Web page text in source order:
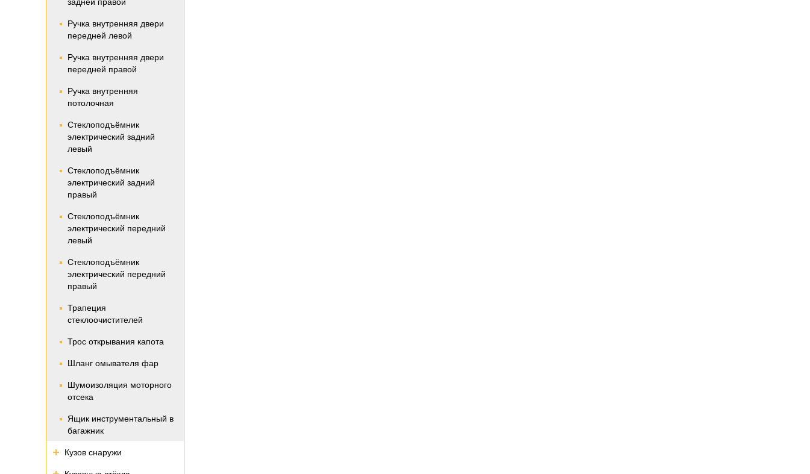
Ручка внутренняя двери
передней левой
Ручка внутренняя двери
передней правой
Ручка внутренняя
потолочная
Стеклоподъёмник
электрический задний
левый
Стеклоподъёмник
электрический задний
правый
Стеклоподъёмник
электрический передний
левый
Стеклоподъёмник
электрический передний
правый
Трапеция
стеклоочистителей
Трос открывания капота
Шланг омывателя фар
Шумоизоляция моторного
отсека
Ящик инструментальный в
багажник
Кузов снаружи